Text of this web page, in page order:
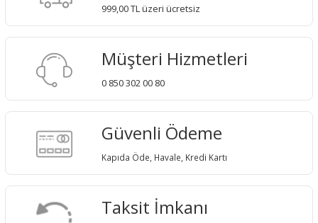
999,00 TL üzeri ücretsiz
Müşteri Hizmetleri
0 850 302 00 80
Güvenli Ödeme
Kapıda Öde, Havale, Kredi Kartı
Taksit İmkanı